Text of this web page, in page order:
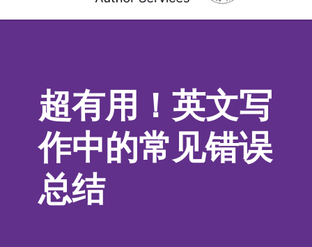
超有用！英文写
作中的常见错误
总结